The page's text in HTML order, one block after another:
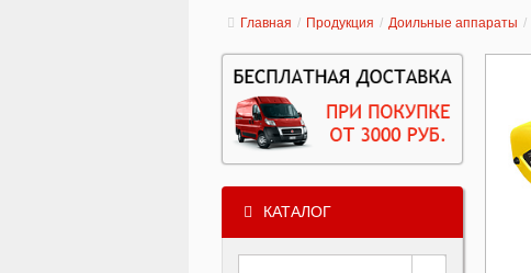
Главная / Продукция / Доильные аппараты /
КАТАЛОГ